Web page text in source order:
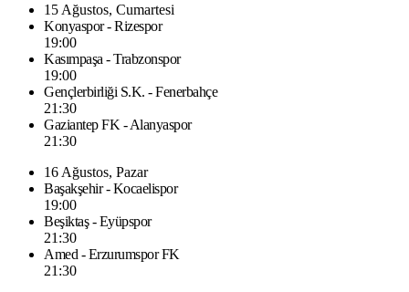
15 Ağustos, Cumartesi
Konyaspor - Rizespor
19:00
Kasımpaşa - Trabzonspor
19:00
Gençlerbirliği S.K. - Fenerbahçe
21:30
Gaziantep FK - Alanyaspor
21:30
16 Ağustos, Pazar
Başakşehir - Kocaelispor
19:00
Beşiktaş - Eyüpspor
21:30
Amed - Erzurumspor FK
21:30